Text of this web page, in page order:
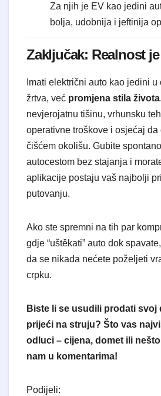
Za njih je EV kao jedini
bolja, udobnija i jeftinija
Zaključak: Realnost
Imati električni auto kao jedini
žrtva, već promjena stila života
nevjerojatnu tišinu, vrhunsku
operativne troškove i osjećaj da
čišćem okolišu. Gubite
autocestom bez stajanja i
aplikacije postaju vaš najbolji
putovanju.
Ako ste spremni na tih par
gdje “uštěkati” auto dok
da se nikada nećete poželjeti
crpku.
Biste li se usudili prodati svoj
prijeći na struju? Što vas
odluci – cijena, domet ili
nam u komentarima!
Podijeli: